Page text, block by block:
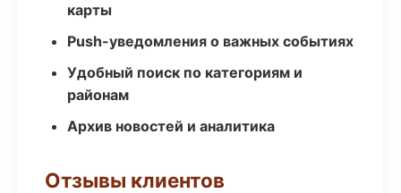
карты
Push-уведомления о важных событиях
Удобный поиск по категориям и
районам
Архив новостей и аналитика
Отзывы клиентов